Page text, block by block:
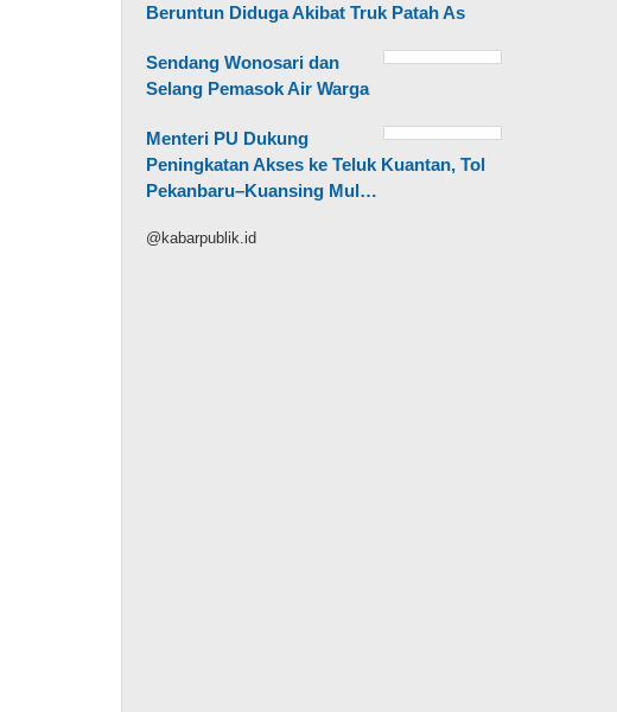
Beruntun Diduga Akibat Truk Patah As
Sendang Wonosari dan
Selang Pemasok Air Warga
Menteri PU Dukung
Peningkatan Akses ke Teluk Kuantan, Tol
Pekanbaru–Kuansing Mul…
@kabarpublik.id